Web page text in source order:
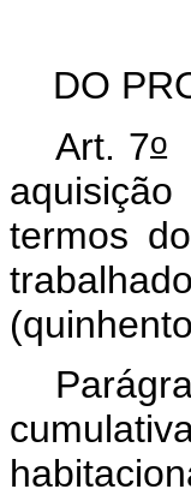
DO
Art. 7o
termos do